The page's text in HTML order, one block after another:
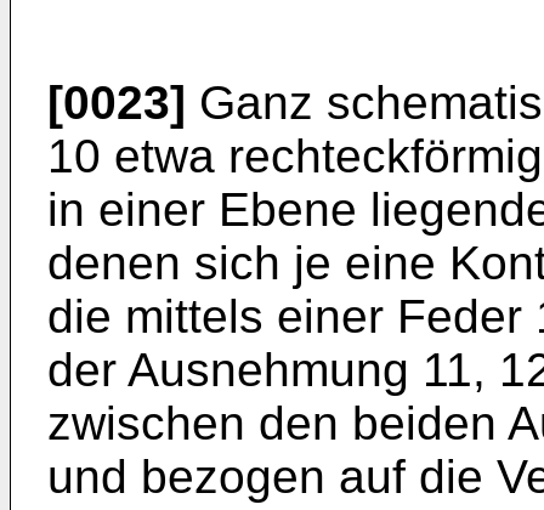
[0023] Ganz
10 etwa
in einer Ebene
denen sich je eine
die mittels einer Feder
der Ausnehmung 11,
zwischen den beiden
und bezogen auf die